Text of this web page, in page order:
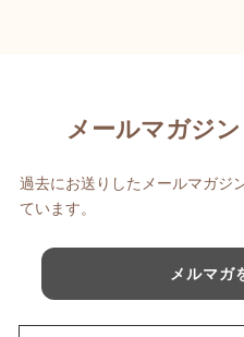
メールマガジ
過去にお送りしたメールマガジ
ています。
メルマガ